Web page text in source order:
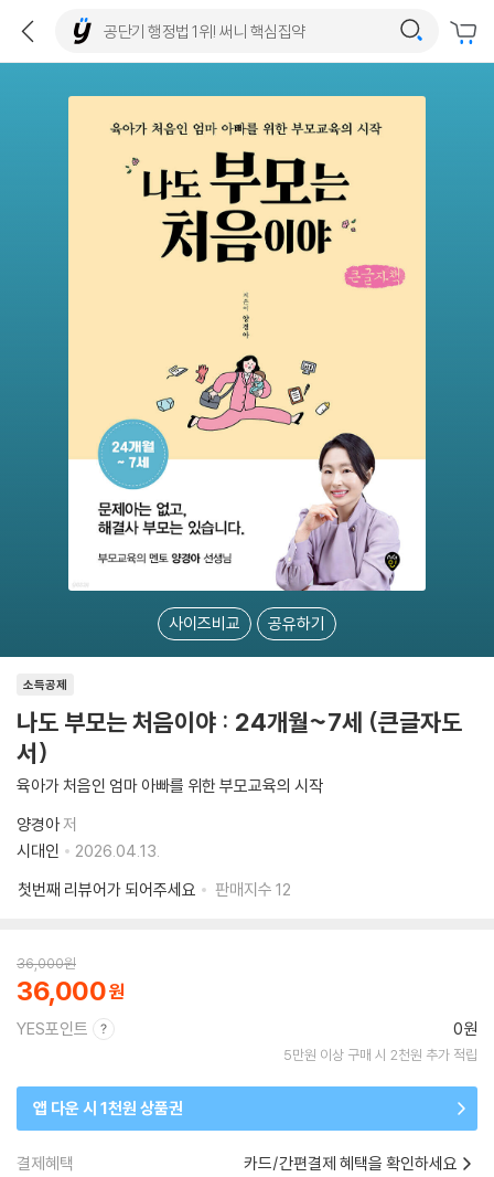
사이즈비교 공유하기
소득공제
나도 부모는 처음이야 : 24개월~7세 (큰글자도
서)
육아가 처음인 엄마 아빠를 위한 부모교육의 시작
양경아저
시대인
2026.04.13.
첫번째 리뷰어가 되어주세요
판매지수 12
36,000원
36,000
YES포인트 0원
5만원 이상 구매 시 2천원 추가 적립
앱 다운 시 1천원 상품권
결제혜택 카드/간편결제 혜택을 확인하세요